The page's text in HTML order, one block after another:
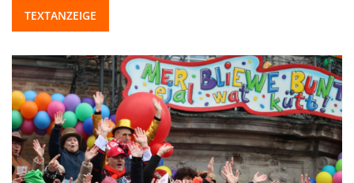
TEXTANZEIGE